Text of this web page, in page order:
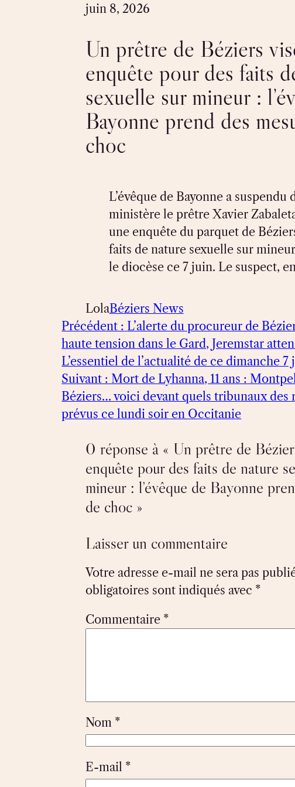
juin 8, 2026
Un prêtre de Béziers
enquête pour des faits
sexuelle sur mineur :
Bayonne prend des
choc
L’évêque de Bayonne a suspendu
ministère le prêtre Xavier
une enquête du parquet de
faits de nature sexuelle sur
le diocèse ce 7 juin. Le suspect,
LolaBéziers News
Précédent : L’alerte du procureur de
haute tension dans le Gard, Jeremstar
L’essentiel de l’actualité de ce dimanche
Suivant : Mort de Lyhanna, 11 ans :
Béziers… voici devant quels tribunaux des
prévus ce lundi soir en Occitanie
0 réponse à « Un prêtre de
enquête pour des faits de nature
mineur : l’évêque de Bayonne
de choc »
Laisser un commentaire
Votre adresse e-mail ne sera pas
obligatoires sont indiqués avec *
Commentaire *
Nom *
E-mail *